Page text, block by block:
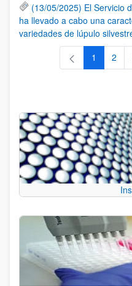
(13/05/2025) El Servicio
ha llevado a cabo una
variedades de lúpulo
Página
1 2